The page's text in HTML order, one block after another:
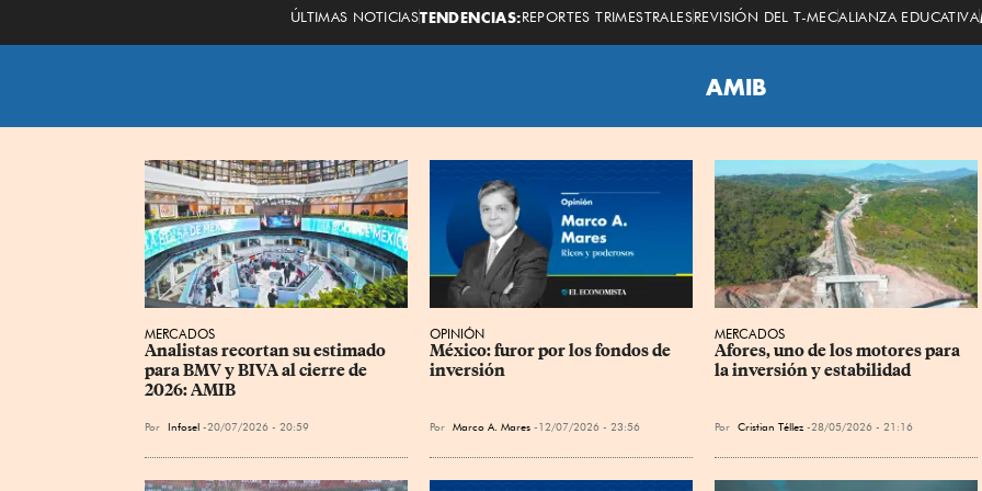
ÚLTIMAS NOTICIASTENDENCIAS:REPORTES TRIMESTRALESREVISIÓN DEL T-MECALIANZA EDUCATIVA
AMIB
MERCADOS
Analistas recortan su estimado
para BMV y BIVA al cierre de
2026: AMIB
Por Infosel 20/07/2026 - 20:59
OPINIÓN
México: furor por los fondos de
inversión
Por Marco A. Mares 12/07/2026 - 23:56
MERCADOS
Afores, uno de los motores para
la inversión y estabilidad
Por Cristian Téllez 28/05/2026 - 21:16